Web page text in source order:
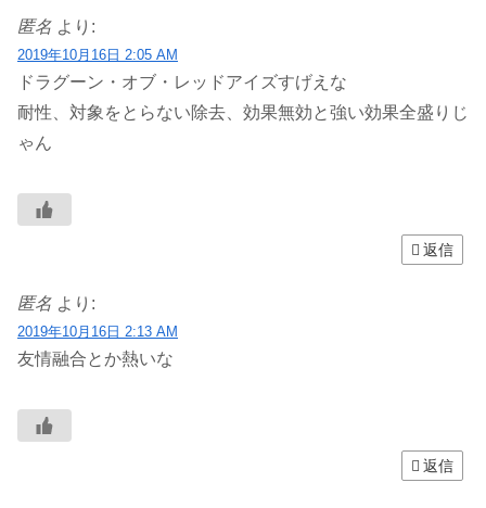
匿名 より:
2019年10月16日 2:05 AM
ドラグーン・オブ・レッドアイズすげえな
耐性、対象をとらない除去、効果無効と強い効果全盛りじ
ゃん
返信
匿名 より:
2019年10月16日 2:13 AM
友情融合とか熱いな
返信